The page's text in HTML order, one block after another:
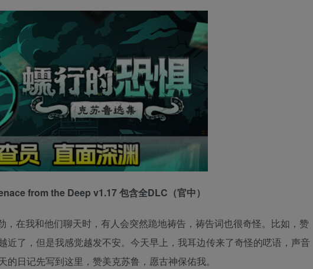
from the Deep v1.17 包含全DLC（官中）
在我和他们聊天时，有人会突然跪地祷告，祷告词也很奇怪。比如，赞
了，但是我感觉越发不安。今天早上，我耳边传来了奇怪的呓语，声音
日记先写到这里，赞美克苏鲁，愿古神保佑我。